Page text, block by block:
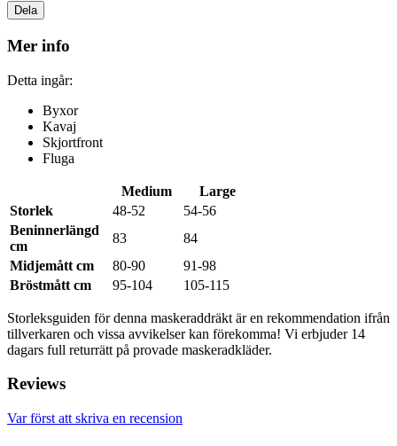
Dela
Mer info
Detta ingår:
Byxor
Kavaj
Skjortfront
Fluga
Medium
Large
Storlek
48-52
54-56
Beninnerlängd
cm
83
84
Midjemått cm
80-90
91-98
Bröstmått cm
95-104 105-115
Storleksguiden för denna maskeraddräkt är en rekommendation ifrån
tillverkaren och vissa avvikelser kan förekomma! Vi erbjuder 14
dagars full returrätt på provade maskeradkläder.
Reviews
Var först att skriva en recension